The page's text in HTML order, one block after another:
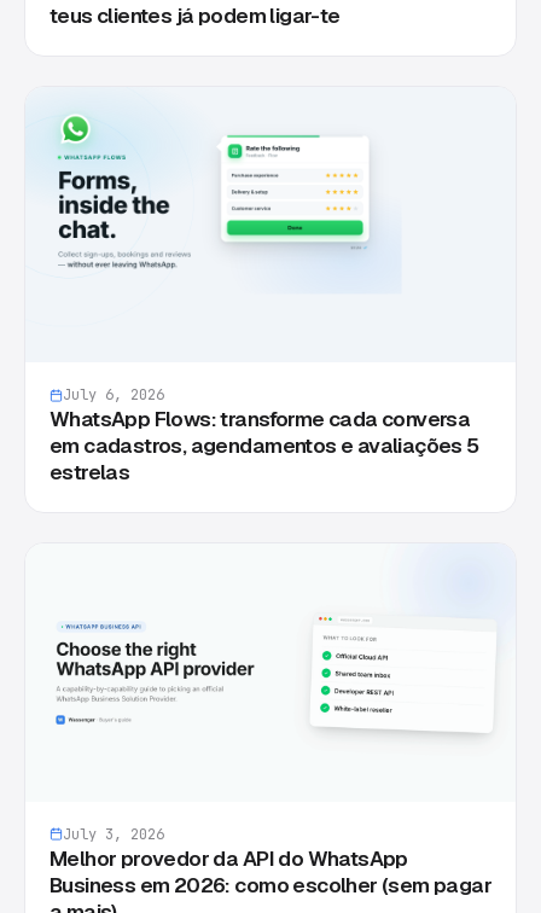
teus clientes já podem ligar-te
July 6, 2026
WhatsApp Flows: transforme cada conversa
em cadastros, agendamentos e avaliações 5
estrelas
July 3, 2026
Melhor provedor da API do WhatsApp
Business em 2026: como escolher (sem pagar